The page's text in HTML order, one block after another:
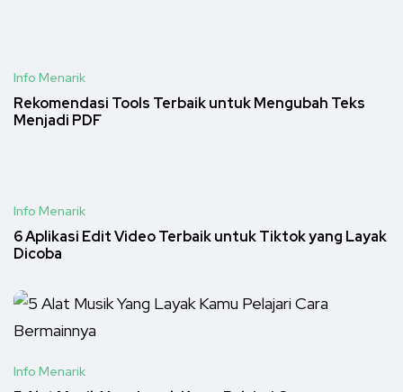
Info Menarik
Rekomendasi Tools Terbaik untuk Mengubah Teks
Menjadi PDF
Info Menarik
6 Aplikasi Edit Video Terbaik untuk Tiktok yang Layak
Dicoba
Info Menarik